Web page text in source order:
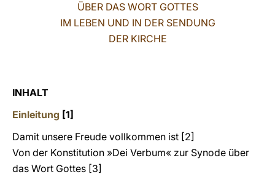
ÜBER DAS WORT GOTTES
IM LEBEN UND IN DER SENDUNG
DER KIRCHE
INHALT
Einleitung [1]
Damit unsere Freude vollkommen ist [2]
Von der Konstitution »Dei Verbum« zur Synode über
das Wort Gottes [3]